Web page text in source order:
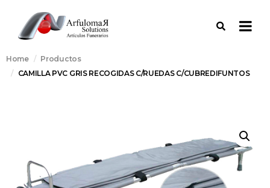
Home
Productos
CAMILLA PVC GRIS RECOGIDAS C/RUEDAS C/CUBREDIFUNTOS